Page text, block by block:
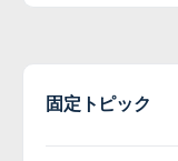
固定トピック